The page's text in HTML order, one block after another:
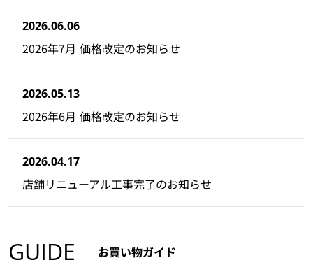
2026.06.06
2026年7月 価格改定のお知らせ
2026.05.13
2026年6月 価格改定のお知らせ
2026.04.17
店舗リニューアル工事完了のお知らせ
GUIDE お買い物ガイド